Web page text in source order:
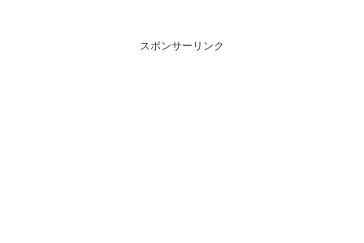
スポンサーリンク